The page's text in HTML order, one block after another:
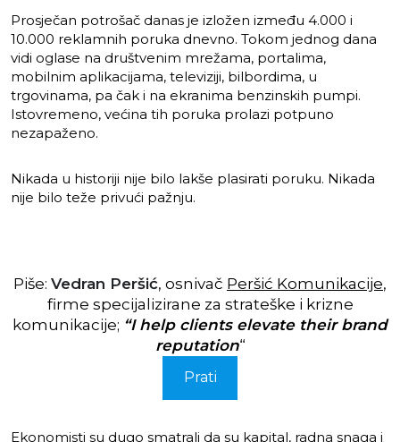
Prosječan potrošač danas je izložen između 4.000 i
10.000 reklamnih poruka dnevno. Tokom jednog dana
vidi oglase na društvenim mrežama, portalima,
mobilnim aplikacijama, televiziji, bilbordima, u
trgovinama, pa čak i na ekranima benzinskih pumpi.
Istovremeno, većina tih poruka prolazi potpuno
nezapaženo.
Nikada u historiji nije bilo lakše plasirati poruku. Nikada
nije bilo teže privući pažnju.
Piše: Vedran Peršić, osnivač Peršić Komunikacije,
firme specijalizirane za strateške i krizne
komunikacije; “I help clients elevate their brand
reputation“
Prati
Ekonomisti su dugo smatrali da su kapital, radna snaga i